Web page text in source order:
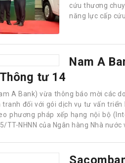
cứu thương
năng lực cấp
Nam A
Ngân hàng
doanh nghiệp
chào giá cạnh
soát và cập